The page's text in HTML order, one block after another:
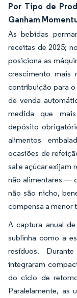
Por Tipo de
Ganham
As bebidas
receitas de 2025;
posiciona as
crescimento mais
contribuição para
de venda
medida que
depósito
alimentos
ocasiões de
sal e açúcar exijam
não alimentares —
não são nicho,
compensa a menor
A captura anual
sublinha como a
resíduos.
integraram
do ciclo de
Paralelamente, as